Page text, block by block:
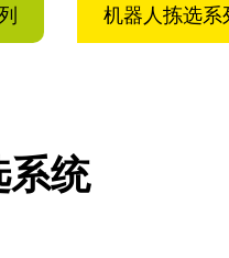
机器人拣选系
统